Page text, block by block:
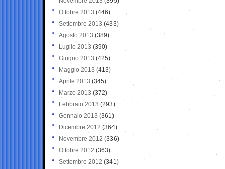
Ottobre 2013 (446)
Settembre 2013 (433)
Agosto 2013 (389)
Luglio 2013 (390)
Giugno 2013 (425)
Maggio 2013 (413)
Aprile 2013 (345)
Marzo 2013 (372)
Febbraio 2013 (293)
Gennaio 2013 (361)
Dicembre 2012 (364)
Novembre 2012 (336)
Ottobre 2012 (363)
Settembre 2012 (341)